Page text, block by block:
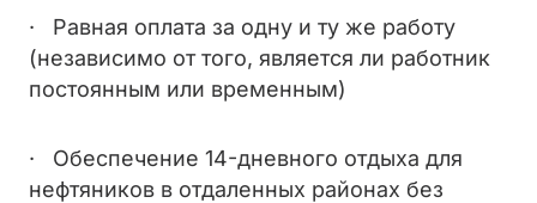
· Равная оплата за одну и ту же работу
(независимо от того, является ли работник
постоянным или временным)
· Обеспечение 14-дневного отдыха для
нефтяников в отдаленных районах без